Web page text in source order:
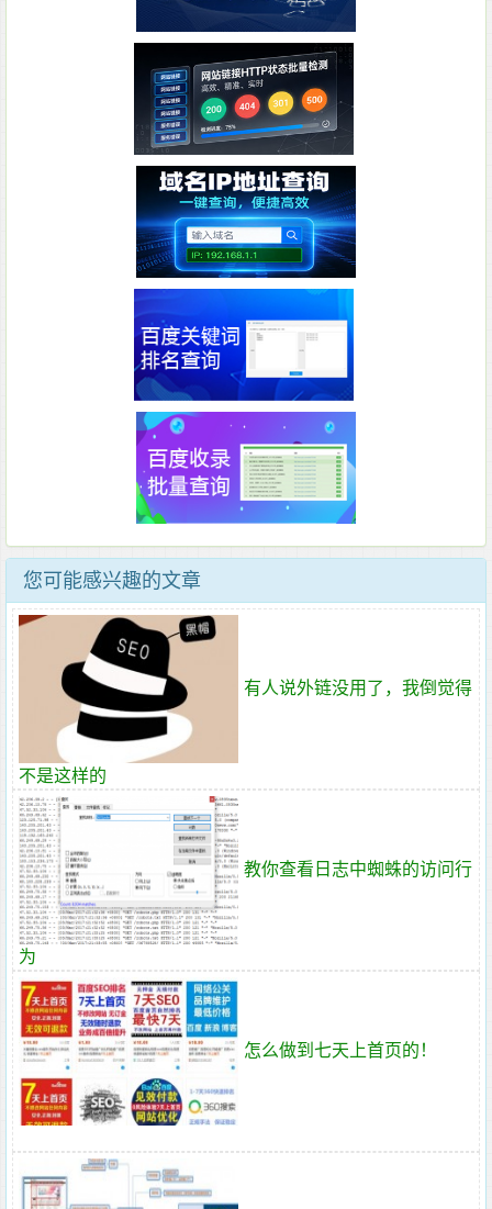
您可能感兴趣的文章
有人说外链没用了，我倒觉得
不是这样的
教你查看日志中蜘蛛的访问行
为
怎么做到七天上首页的！